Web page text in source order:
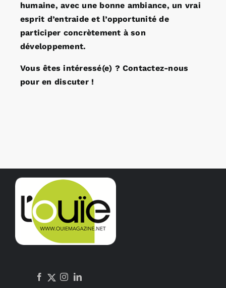
humaine, avec une bonne ambiance, un vrai
esprit d’entraide et l’opportunité de
participer concrètement à son
développement.
Vous êtes intéressé(e) ? Contactez-nous
pour en discuter !